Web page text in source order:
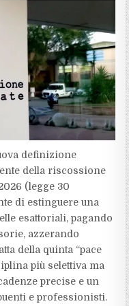
definizione
della riscossione
(legge 30
di estinguere una
esattoriali, pagando
azzerando
della quinta “pace
più selettiva ma
precise e un
e professionisti.